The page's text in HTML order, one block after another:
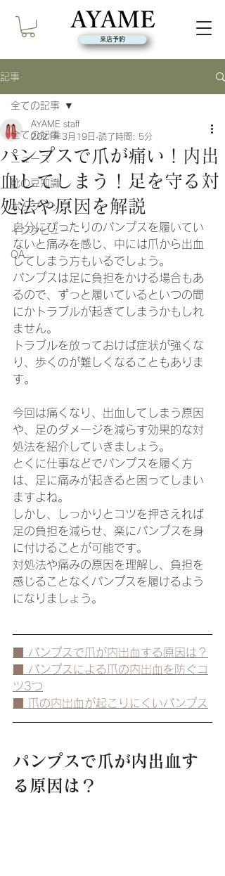
来店予約
記事
全ての記事
ニュース
靴の豆知識
ポップアップ
インタビュー
QA
全ての記事
パンプスで爪が痛い！内出
血してしまう！足を守る対
処法や原因を解説
AYAME staff
2021年3月19日 読了時間: 5分
自分にぴったりのパンプスを履いてい
ないと痛みを感じ、中には爪から出血
してしまう方もいるでしょう。
パンプスは足に負担をかける場合もあ
るので、ずっと履いているといつの間
にかトラブルが起きてしまうかもしれ
ません。
トラブルを放っておけば症状が強くな
り、歩くのが難しくなることもありま
す。
今回は痛くなり、出血してしまう原因
や、足のダメージを減らす効果的な対
処法を紹介していきましょう。
とくに仕事などでパンプスを履く方
は、足に痛みが起きると困ってしまい
ますよね。
しかし、しっかりとコツを押さえれば
足の負担を減らせ、楽にパンプスを身
に付けることが可能です。
対処法や痛みの原因を理解し、負担を
感じることなくパンプスを履けるよう
になりましょう。
■ パンプスで爪が内出血する原因は？
■ パンプスによる爪の内出血を防ぐコ
ツ3つ
■ 爪の内出血が起こりにくいパンプス
パンプスで爪が内出血す
る原因は？